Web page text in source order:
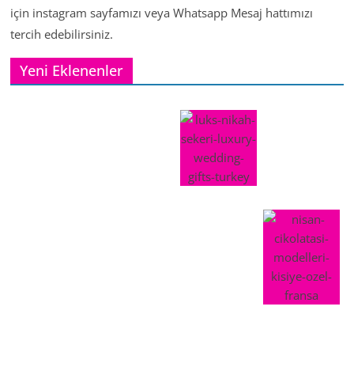
için instagram sayfamızı veya Whatsapp Mesaj hattımızı
tercih edebilirsiniz.
Yeni Eklenenler